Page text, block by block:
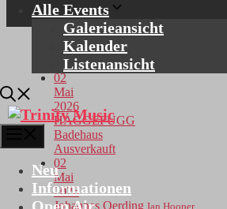
Alle Events
Galerieansicht
Kalender
Listenansicht
Menü
Neu
Informationen
02
Mai
2026
HAGGEFUGG
Badehaus
Ausverkauft
02
Mai
2026
Johannes Oerding Ian Hooper